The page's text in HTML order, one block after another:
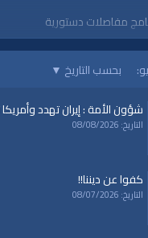
مفاصلات دستورية
بحسب التاريخ ▼
شؤون الأمة : إيران تهدد وأمريكا
التاريخ: 08/08/2026
كفوا عن ديننا!!
التاريخ: 08/07/2026